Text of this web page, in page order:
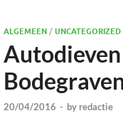
ALGEMEEN/UNCATEGORIZED
20/04/2016 - by redactie